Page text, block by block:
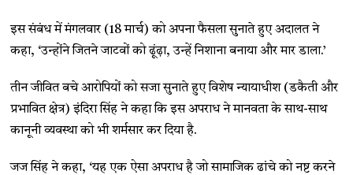
इस संबंध में मंगलवार (18 मार्च) को अपना फैसला सुनाते हुए अदालत ने
कहा, ‘उन्होंने जितने जाटवों को ढूंढ़ा, उन्हें निशाना बनाया और मार डाला.’
तीन जीवित बचे आरोपियों को सजा सुनाते हुए विशेष न्यायाधीश (डकैती और
प्रभावित क्षेत्र) इंदिरा सिंह ने कहा कि इस अपराध ने मानवता के साथ-साथ
कानूनी व्यवस्था को भी शर्मसार कर दिया है.
जज सिंह ने कहा, ‘यह एक ऐसा अपराध है जो सामाजिक ढांचे को नष्ट करने